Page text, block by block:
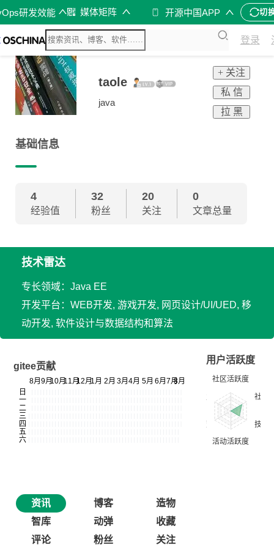
研发效能 媒体矩阵 开源中国APP 切
登录
taole
java
+ 关注
私 信
拉 黑
基础信息
4
经验值
32
粉丝
20
关注
0
文章总量
技术雷达
专长领域：Java EE
开发平台：WEB开发, 游戏开发, 网页设计/UI/UED, 移
动开发, 软件设计与数据结构和算法
gitee贡献
用户活跃度
资讯 博客
造物
智库
动弹
收藏
评论
粉丝 关注